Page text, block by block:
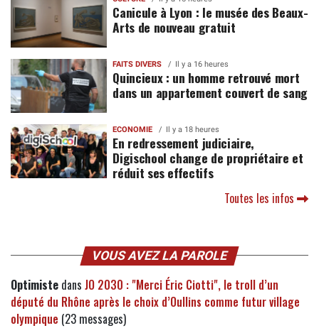
Canicule à Lyon : le musée des Beaux-
Arts de nouveau gratuit
FAITS DIVERS Il y a 16 heures
Quincieux : un homme retrouvé mort
dans un appartement couvert de sang
ECONOMIE Il y a 18 heures
En redressement judiciaire,
Digischool change de propriétaire et
réduit ses effectifs
Toutes les infos
VOUS AVEZ LA PAROLE
Optimiste dans JO 2030 : "Merci Éric Ciotti", le troll d’un
député du Rhône après le choix d’Oullins comme futur village
olympique (23 messages)